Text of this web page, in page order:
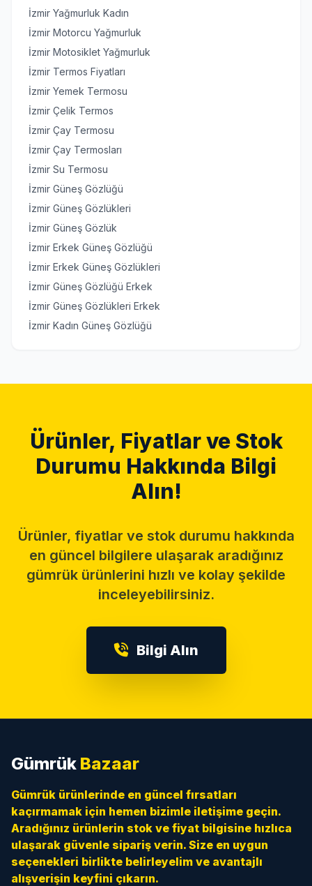
İzmir Yağmurluk Kadın
İzmir Motorcu Yağmurluk
İzmir Motosiklet Yağmurluk
İzmir Termos Fiyatları
İzmir Yemek Termosu
İzmir Çelik Termos
İzmir Çay Termosu
İzmir Çay Termosları
İzmir Su Termosu
İzmir Güneş Gözlüğü
İzmir Güneş Gözlükleri
İzmir Güneş Gözlük
İzmir Erkek Güneş Gözlüğü
İzmir Erkek Güneş Gözlükleri
İzmir Güneş Gözlüğü Erkek
İzmir Güneş Gözlükleri Erkek
İzmir Kadın Güneş Gözlüğü
Ürünler, Fiyatlar ve Stok
Durumu Hakkında Bilgi
Alın!
Ürünler, fiyatlar ve stok durumu hakkında
en güncel bilgilere ulaşarak aradığınız
gümrük ürünlerini hızlı ve kolay şekilde
inceleyebilirsiniz.
Bilgi Alın
Gümrük Bazaar
Gümrük ürünlerinde en güncel fırsatları
kaçırmamak için hemen bizimle iletişime geçin.
Aradığınız ürünlerin stok ve fiyat bilgisine hızlıca
ulaşarak güvenle sipariş verin. Size en uygun
seçenekleri birlikte belirleyelim ve avantajlı
alışverişin keyfini çıkarın.